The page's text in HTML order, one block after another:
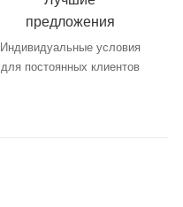
предложения
Индивидуальные условия
для постоянных клиентов